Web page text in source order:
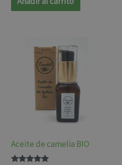
Aceite de camelia BIO